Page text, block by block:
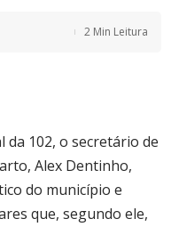
2 Min Leitura
102, o secretário de
Alex Dentinho,
do município e
que, segundo ele,